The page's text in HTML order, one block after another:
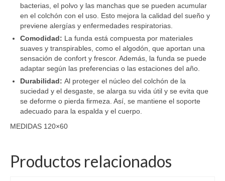
bacterias, el polvo y las manchas que se pueden acumular
en el colchón con el uso. Esto mejora la calidad del sueño y
previene alergías y enfermedades respiratorias.
Comodidad: La funda está compuesta por materiales
suaves y transpirables, como el algodón, que aportan una
sensación de confort y frescor. Además, la funda se puede
adaptar según las preferencias o las estaciones del año.
Durabilidad: Al proteger el núcleo del colchón de la
suciedad y el desgaste, se alarga su vida útil y se evita que
se deforme o pierda firmeza. Así, se mantiene el soporte
adecuado para la espalda y el cuerpo.
MEDIDAS 120×60
Productos relacionados